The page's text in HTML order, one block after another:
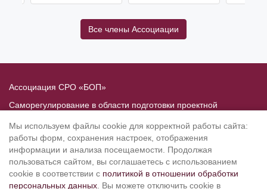
Все члены Ассоциации
Ассоциация СРО «БОП»
Саморегулирование в области подготовки проектной
Политика в отношении обработки персональных данных
190020, Санкт-Петербург, Рижский пр. 3, литер Б
Тел.: 8-800-505-02-38
Мы используем файлы cookie для корректной работы сайта:
работы форм, сохранения настроек, отображения
информации и анализа посещаемости. Продолжая
пользоваться сайтом, вы соглашаетесь с использованием
cookie в соответствии с политикой в отношении обработки
персональных данных . Вы можете отключить cookie в